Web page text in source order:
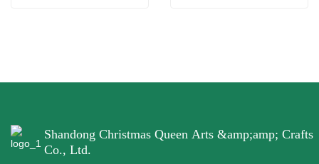
Shandong Christmas Queen Arts &amp;amp; Crafts
Co., Ltd.